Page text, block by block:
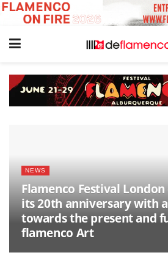
NEWS
Flamenco Festival
its 20th anniversary with
towards the present and
flamenco Art